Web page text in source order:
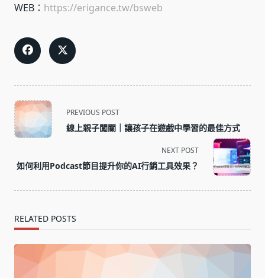
WEB： https://erigance.tw/bsweb
<span
class="nav-
subtitle
reader-
PREVIOUS POST
線上親子闖關｜讓孩子在遊戲中學習的最佳方式
NEXT POST
如何利用Podcast節目提升你的AI行銷工具效果？
RELATED POSTS